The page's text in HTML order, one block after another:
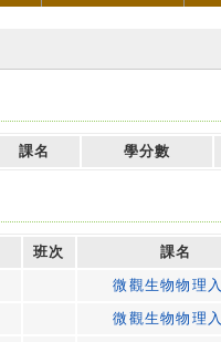
課名 學分數
班次
課名
微觀生物物理
微觀生物物理